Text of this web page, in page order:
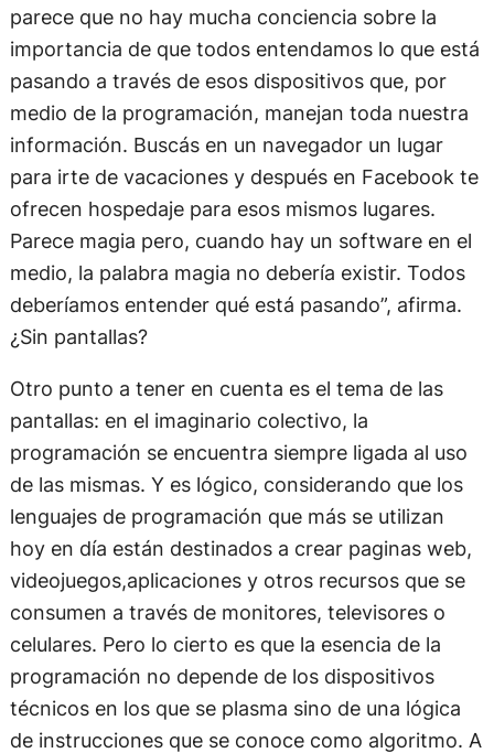
parece que no hay mucha conciencia sobre la
importancia de que todos entendamos lo que está
pasando a través de esos dispositivos que, por
medio de la programación, manejan toda nuestra
información. Buscás en un navegador un lugar
para irte de vacaciones y después en Facebook te
ofrecen hospedaje para esos mismos lugares.
Parece magia pero, cuando hay un software en el
medio, la palabra magia no debería existir. Todos
deberíamos entender qué está pasando”, afirma.
¿Sin pantallas?
Otro punto a tener en cuenta es el tema de las
pantallas: en el imaginario colectivo, la
programación se encuentra siempre ligada al uso
de las mismas. Y es lógico, considerando que los
lenguajes de programación que más se utilizan
hoy en día están destinados a crear paginas web,
videojuegos,aplicaciones y otros recursos que se
consumen a través de monitores, televisores o
celulares. Pero lo cierto es que la esencia de la
programación no depende de los dispositivos
técnicos en los que se plasma sino de una lógica
de instrucciones que se conoce como algoritmo. A